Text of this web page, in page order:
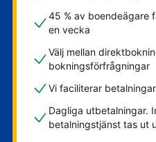
45 % av boendeägare
en vecka
Välj mellan
bokningsförfrågningar
Vi faciliterar
Dagliga utbetalningar.
betalningstjänst tas ut